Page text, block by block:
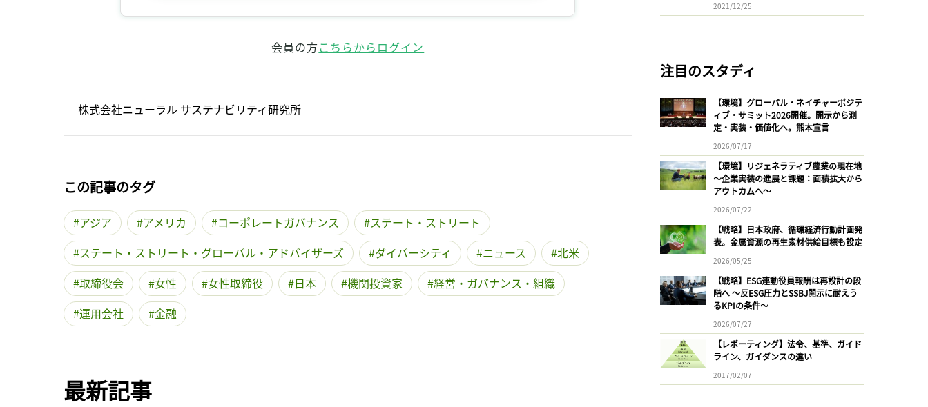
会員の方こちらからログイン
株式会社ニューラル サステナビリティ研究所
この記事のタグ
アジア アメリカ コーポレートガバナンス
ステート・ストリート
ステート・ストリート・グローバル・アドバイザーズ
ダイバーシティ ニュース
北米
取締役会
女性 女性取締役 日本 機関投資家
経営・ガバナンス・組織
運用会社
金融
最新記事
2021/12/25
注目のスタディ
【環境】グローバル・ネイチャーポジテ
ィブ・サミット2026開催。開示から測
定・実装・価値化へ。熊本宣言
2026/07/17
【環境】リジェネラティブ農業の現在地
〜企業実装の進展と課題：面積拡大から
アウトカムへ〜
2026/07/22
【戦略】日本政府、循環経済行動計画発
表。金属資源の再生素材供給目標も設定
2026/05/25
【戦略】ESG連動役員報酬は再設計の段
階へ 〜反ESG圧力とSSBJ開示に耐えう
るKPIの条件〜
2026/07/27
【レポーティング】法令、基準、ガイド
ライン、ガイダンスの違い
2017/02/07